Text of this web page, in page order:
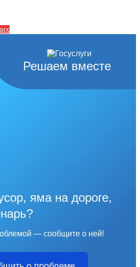
Решаем вместе
яма на дороге,
— сообщите о ней!